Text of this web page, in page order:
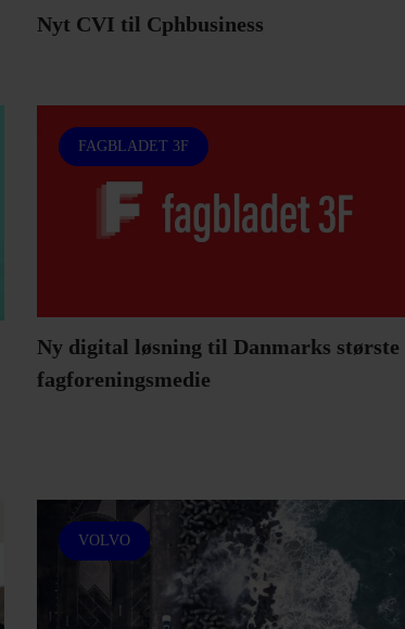
Nyt CVI til Cphbusiness
FAGBLADET 3F
Ny digital løsning til Danmarks største
fagforeningsmedie
VOLVO